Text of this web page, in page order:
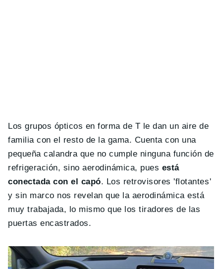
Los grupos ópticos en forma de T le dan un aire de
familia con el resto de la gama. Cuenta con una
pequeña calandra que no cumple ninguna función de
refrigeración, sino aerodinámica, pues está
conectada con el capó. Los retrovisores 'flotantes'
y sin marco nos revelan que la aerodinámica está
muy trabajada, lo mismo que los tiradores de las
puertas encastrados.